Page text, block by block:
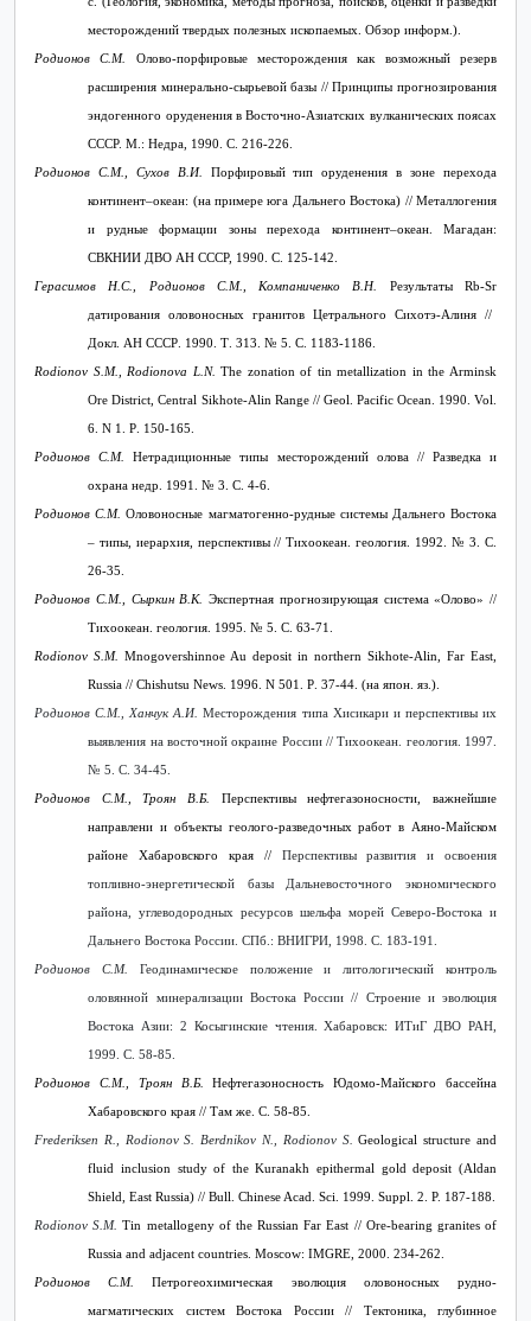
месторождений твердых полезных ископаемых. Обзор информ.).
Родионов С.М. Олово-порфировые месторождения как возможный резерв
расширения минерально-сырьевой базы // Принципы прогнозирования
эндогенного оруденения в Восточно-Азиатских вулканических поясах
СССР. М.: Недра, 1990. С. 216-226.
Родионов С.М., Сухов В.И. Порфировый тип оруденения в зоне перехода
континент–океан: (на примере юга Дальнего Востока) // Металлогения
и рудные формации зоны перехода континент–океан. Магадан:
СВКНИИ ДВО АН СССР, 1990. С. 125-142.
Герасимов Н.С., Родионов С.М., Компаниченко В.Н. РезультатыRb-Sr
датирования оловоносных гранитов Цетрального Сихотэ-Алиня //
Докл. АН СССР . 1990.Т . 313. № 5.С . 1183-1186.
Rodionov S.M., Rodionova L.N. The zonation of tin metallization in the Arminsk
Ore District, Central Sikhote-Alin Range // Geol. Pacific Ocean . 1990.Vol
6.N 1.P . 150-165.
Родионов С.М. Нетрадиционные типы месторождений олова // Разведка и
охрана недр. 1991. № 3. С. 4-6.
Родионов С.М. Оловоносные магматогенно-рудные системы Дальнего Востока
– типы, иерархия, перспективы // Тихоокеан. геология. 1992. № 3. С.
26-35.
Родионов С.М., Сыркин В.К. Экспертная прогнозирующая система «Олово» //
Тихоокеан. геология. 1995. № 5.С . 63-71.
Rodionov S.M. Mnogovershinnoe Au deposit in northern Sikhote-Alin, Far East,
Russia // Chishutsu News. 1996. N 501.P . 37-44. (на япон. яз.).
Родионов С.М., Ханчук А.И.Месторождения типа Хисикари и перспективы их
выявления на восточной окраине России // Тихоокеан. геология. 1997.
№ 5. С. 34-45.
Родионов С.М., Троян В.Б. Перспективы нефтегазоносности, важнейшие
направлени и объекты геолого-разведочных работ в Аяно-Майском
районе Хабаровского края // Перспективы развития и освоения
топливно-энергетической базы Дальневосточного экономического
района, углеводородных ресурсов шельфа морей Северо-Востока и
Дальнего Востока России. СПб.: ВНИГРИ, 1998. С. 183-191.
Родионов С.М. Геодинамическое положение и литологический контроль
оловянной минерализации Востока России // Строение и эволюция
Востока Азии: 2 Косыгинские чтения. Хабаровск: ИТиГ ДВО РАН,
1999. С. 58-85.
Родионов С.М., Троян В.Б.Нефтегазоносность Юдомо-Майского бассейна
Хабаровского края // Там же. С . 58-85.
Frederiksen R., Rodionov S. Berdnikov N., Rodionov S.Geological structure and
fluid inclusion study of the Kuranakh epithermal gold deposit (Aldan
Shield, East Russia) // Bull. Chinese Acad. Sci. 1999. Suppl. 2. P. 187-188.
Rodionov S.M. Tin metallogeny of the Russian Far East // Ore-bearing granites of
Russia and adjacent countries. Moscow:IMGRE , 2000. 234-262.
Родионов С.М. Петрогеохимическая эволюция оловоносных рудно-
магматических систем Востока России // Тектоника, глубинное